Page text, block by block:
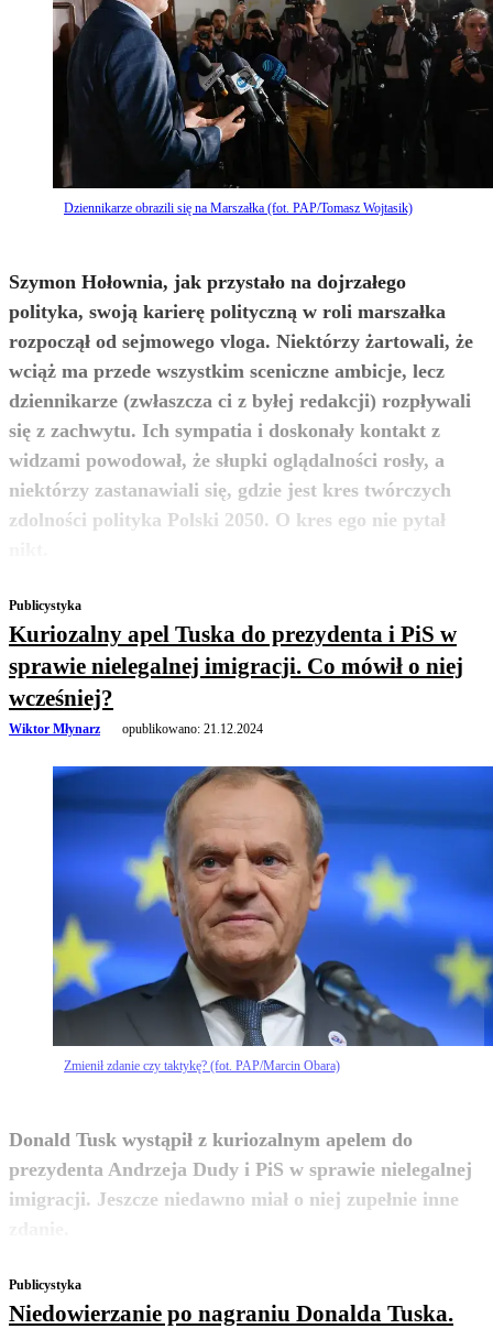
Dziennikarze obrazili się na Marszałka (fot. PAP/Tomasz Wojtasik)
Szymon Hołownia, jak przystało na dojrzałego
polityka, swoją karierę polityczną w roli marszałka
rozpoczął od sejmowego vloga. Niektórzy żartowali, że
wciąż ma przede wszystkim sceniczne ambicje, lecz
dziennikarze (zwłaszcza ci z byłej redakcji) rozpływali
się z zachwytu. Ich sympatia i doskonały kontakt z
widzami powodował, że słupki oglądalności rosły, a
niektórzy zastanawiali się, gdzie jest kres twórczych
zdolności polityka Polski 2050. O kres ego nie pytał
zobacz więcej
Publicystyka
Kuriozalny apel Tuska do prezydenta i PiS w
sprawie nielegalnej imigracji. Co mówił o niej
wcześniej?
Wiktor Młynarz opublikowano: 21.12.2024
Zmienił zdanie czy taktykę? (fot. PAP/Marcin Obara)
Donald Tusk wystąpił z kuriozalnym apelem do
prezydenta Andrzeja Dudy i PiS w sprawie nielegalnej
imigracji. Jeszcze niedawno miał o niej zupełnie inne
zobacz więcej
Publicystyka
Niedowierzanie po nagraniu Donalda Tuska.